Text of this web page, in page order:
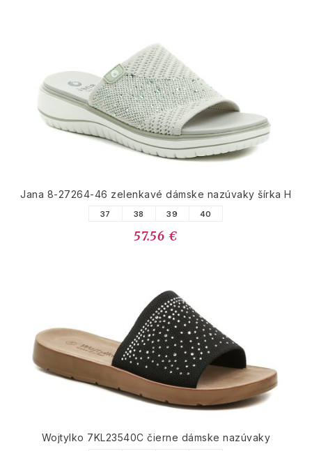
Jana 8-27264-46 zelenkavé dámske nazúvaky šírka H
37 38 39 40
57.56 €
Wojtylko 7KL23540C čierne dámske nazúvaky